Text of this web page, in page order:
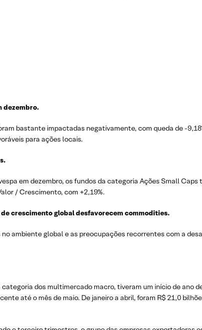
dezembro.
bastante impactadas negativamente, com queda de -
para ações locais.
em dezembro, os fundos da categoria Ações Small
/ Crescimento, com +2,19%.
crescimento global desfavorecem commodities.
ambiente global e as preocupações recorrentes com a
dos multimercado macro, tiveram um início de ano
até o mês de maio. De janeiro a abril, foram R$ 21,0